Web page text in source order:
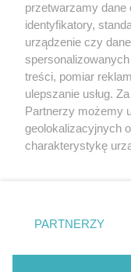
Nie zapomnij
zapoznać się z:
polityką
Twojemiasto
Piekary Śląskie
Chorzów
Tarnowskie Góry
Gliwice
przetwarzamy dane
identyfikatory,
urządzenie czy
treści, pomiar
ulepszanie usług.
Partnerzy możemy
geolokalizacyjnych
charakterystykę
zmienić/wycofać
znajdujący się w
rodzaje
użytkownika, ale
PARTNERZY